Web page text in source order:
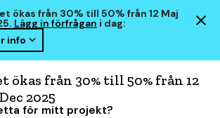
ökas från 30% till 50% från 12 Maj
Lägg in förfrågan i dag:
info
ökas från 30% till 50% från 12
2025
för mitt projekt?